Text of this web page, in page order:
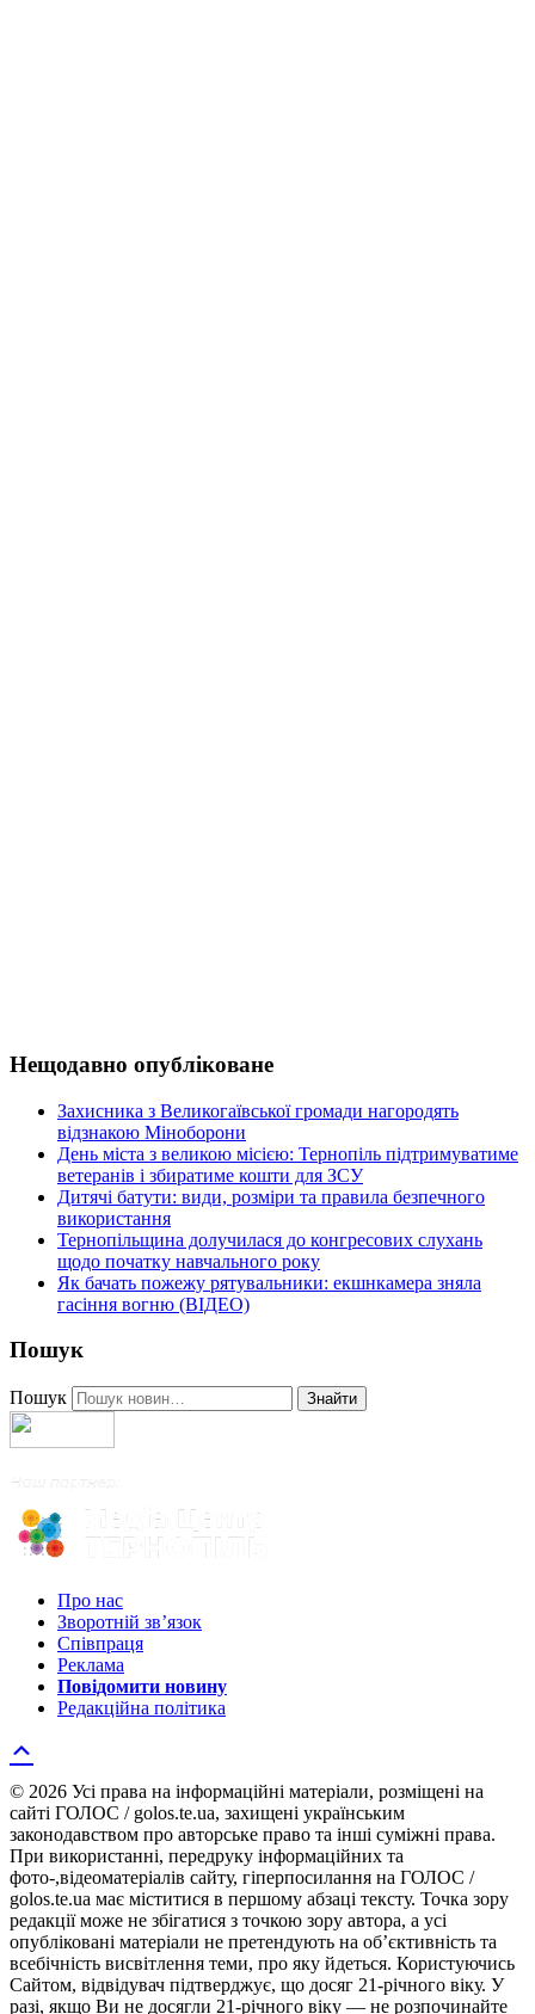
Нещодавно опубліковане
Захисника з Великогаївської громади нагородять
відзнакою Міноборони
День міста з великою місією: Тернопіль підтримуватиме
ветеранів і збиратиме кошти для ЗСУ
Дитячі батути: види, розміри та правила безпечного
використання
Тернопільщина долучилася до конгресових слухань
щодо початку навчального року
Як бачать пожежу рятувальники: екшнкамера зняла
гасіння вогню (ВІДЕО)
Пошук
Пошук Знайти
Про нас
Зворотній зв’язок
Співпраця
Реклама
Повідомити новину
Редакційна політика
© 2026 Усі права на інформаційні матеріали, розміщені на
сайті ГОЛОС / golos.te.ua, захищені українським
законодавством про авторське право та інші суміжні права.
При використанні, передруку інформаційних та
фото-,відеоматеріалів сайту, гіперпосилання на ГОЛОС /
golos.te.ua має міститися в першому абзаці тексту. Точка зору
редакції може не збігатися з точкою зору автора, а усі
опубліковані матеріали не претендують на об’єктивність та
всебічність висвітлення теми, про яку йдеться. Користуючись
Сайтом, відвідувач підтверджує, що досяг 21-річного віку. У
разі, якщо Ви не досягли 21-річного віку — не розпочинайте